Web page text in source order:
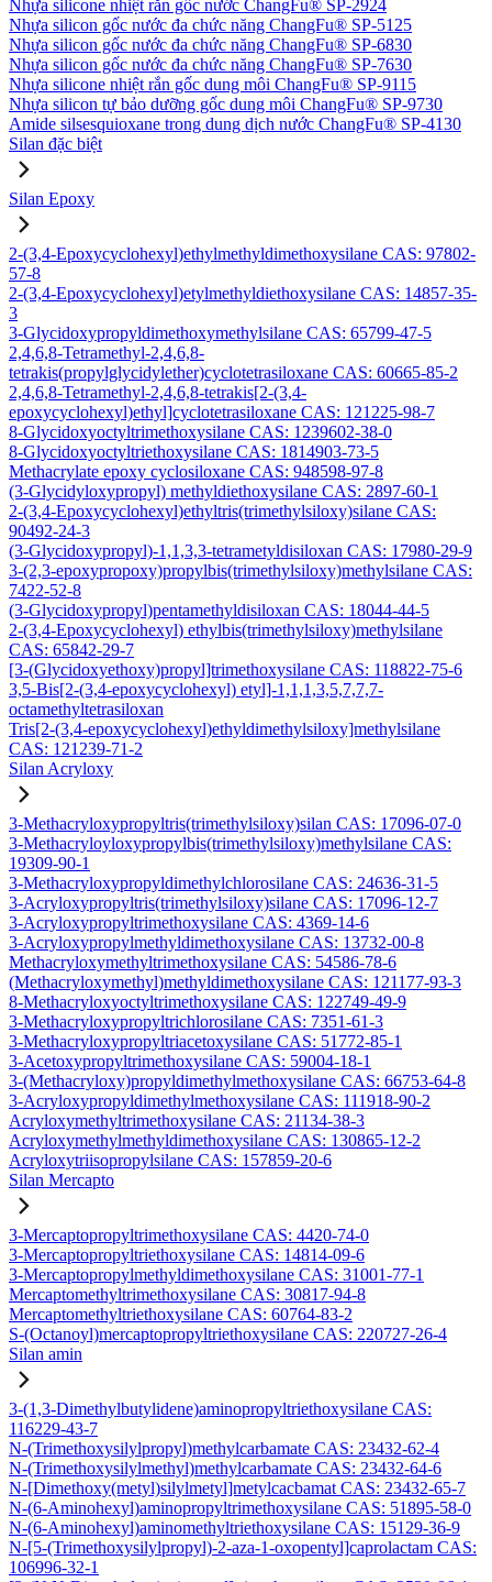
Nhựa silicone nhiệt rắn gốc nước ChangFu® SP-2924
Nhựa silicon gốc nước đa chức năng ChangFu® SP-5125
Nhựa silicon gốc nước đa chức năng ChangFu® SP-6830
Nhựa silicon gốc nước đa chức năng ChangFu® SP-7630
Nhựa silicone nhiệt rắn gốc dung môi ChangFu® SP-9115
Nhựa silicon tự bảo dưỡng gốc dung môi ChangFu® SP-9730
Amide silsesquioxane trong dung dịch nước ChangFu® SP-4130
Silan đặc biệt
Silan Epoxy
2-(3,4-Epoxycyclohexyl)ethylmethyldimethoxysilane CAS: 97802-
57-8
2-(3,4-Epoxycyclohexyl)etylmethyldiethoxysilane CAS: 14857-35-
3
3-Glycidoxypropyldimethoxymethylsilane CAS: 65799-47-5
2,4,6,8-Tetramethyl-2,4,6,8-
tetrakis(propylglycidylether)cyclotetrasiloxane CAS: 60665-85-2
2,4,6,8-Tetramethyl-2,4,6,8-tetrakis[2-(3,4-
epoxycyclohexyl)ethyl]cyclotetrasiloxane CAS: 121225-98-7
8-Glycidoxyoctyltrimethoxysilane CAS: 1239602-38-0
8-Glycidoxyoctyltriethoxysilane CAS: 1814903-73-5
Methacrylate epoxy cyclosiloxane CAS: 948598-97-8
(3-Glycidyloxypropyl) methyldiethoxysilane CAS: 2897-60-1
2-(3,4-Epoxycyclohexyl)ethyltris(trimethylsiloxy)silane CAS:
90492-24-3
(3-Glycidoxypropyl)-1,1,3,3-tetrametyldisiloxan CAS: 17980-29-9
3-(2,3-epoxypropoxy)propylbis(trimethylsiloxy)methylsilane CAS:
7422-52-8
(3-Glycidoxypropyl)pentamethyldisiloxan CAS: 18044-44-5
2-(3,4-Epoxycyclohexyl) ethylbis(trimethylsiloxy)methylsilane
CAS: 65842-29-7
[3-(Glycidoxyethoxy)propyl]trimethoxysilane CAS: 118822-75-6
3,5-Bis[2-(3,4-epoxycyclohexyl) etyl]-1,1,1,3,5,7,7,7-
octamethyltetrasiloxan
Tris[2-(3,4-epoxycyclohexyl)ethyldimethylsiloxy]methylsilane
CAS: 121239-71-2
Silan Acryloxy
3-Methacryloxypropyltris(trimethylsiloxy)silan CAS: 17096-07-0
3-Methacryloyloxypropylbis(trimethylsiloxy)methylsilane CAS:
19309-90-1
3-Methacryloxypropyldimethylchlorosilane CAS: 24636-31-5
3-Acryloxypropyltris(trimethylsiloxy)silane CAS: 17096-12-7
3-Acryloxypropyltrimethoxysilane CAS: 4369-14-6
3-Acryloxypropylmethyldimethoxysilane CAS: 13732-00-8
Methacryloxymethyltrimethoxysilane CAS: 54586-78-6
(Methacryloxymethyl)methyldimethoxysilane CAS: 121177-93-3
8-Methacryloxyoctyltrimethoxysilane CAS: 122749-49-9
3-Methacryloxypropyltrichlorosilane CAS: 7351-61-3
3-Methacryloxypropyltriacetoxysilane CAS: 51772-85-1
3-Acetoxypropyltrimethoxysilane CAS: 59004-18-1
3-(Methacryloxy)propyldimethylmethoxysilane CAS: 66753-64-8
3-Acryloxypropyldimethylmethoxysilane CAS: 111918-90-2
Acryloxymethyltrimethoxysilane CAS: 21134-38-3
Acryloxymethylmethyldimethoxysilane CAS: 130865-12-2
Acryloxytriisopropylsilane CAS: 157859-20-6
Silan Mercapto
3-Mercaptopropyltrimethoxysilane CAS: 4420-74-0
3-Mercaptopropyltriethoxysilane CAS: 14814-09-6
3-Mercaptopropylmethyldimethoxysilane CAS: 31001-77-1
Mercaptomethyltrimethoxysilane CAS: 30817-94-8
Mercaptomethyltriethoxysilane CAS: 60764-83-2
S-(Octanoyl)mercaptopropyltriethoxysilane CAS: 220727-26-4
Silan amin
3-(1,3-Dimethylbutylidene)aminopropyltriethoxysilane CAS:
116229-43-7
N-(Trimethoxysilylpropyl)methylcarbamate CAS: 23432-62-4
N-(Trimethoxysilylmethyl)methylcarbamate CAS: 23432-64-6
N-[Dimethoxy(metyl)silylmetyl]metylcacbamat CAS: 23432-65-7
N-(6-Aminohexyl)aminopropyltrimethoxysilane CAS: 51895-58-0
N-(6-Aminohexyl)aminomethyltriethoxysilane CAS: 15129-36-9
N-[5-(Trimethoxysilylpropyl)-2-aza-1-oxopentyl]caprolactam CAS:
106996-32-1